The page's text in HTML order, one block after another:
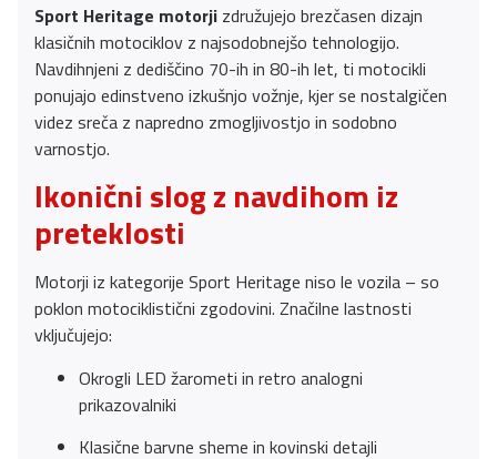
Sport Heritage motorji združujejo brezčasen dizajn
klasičnih motociklov z najsodobnejšo tehnologijo.
Navdihnjeni z dediščino 70-ih in 80-ih let, ti motocikli
ponujajo edinstveno izkušnjo vožnje, kjer se nostalgičen
videz sreča z napredno zmogljivostjo in sodobno
varnostjo.
Ikonični slog z navdihom iz
preteklosti
Motorji iz kategorije Sport Heritage niso le vozila – so
poklon motociklistični zgodovini. Značilne lastnosti
vključujejo:
Okrogli LED žarometi in retro analogni
prikazovalniki
Klasične barvne sheme in kovinski detajli